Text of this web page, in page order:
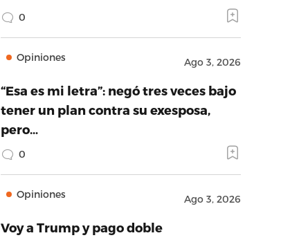
0
Opiniones Ago 3, 2026
“Esa es mi letra”: negó tres veces bajo
tener un plan contra su exesposa,
pero…
0
Opiniones Ago 3, 2026
Voy a Trump y pago doble